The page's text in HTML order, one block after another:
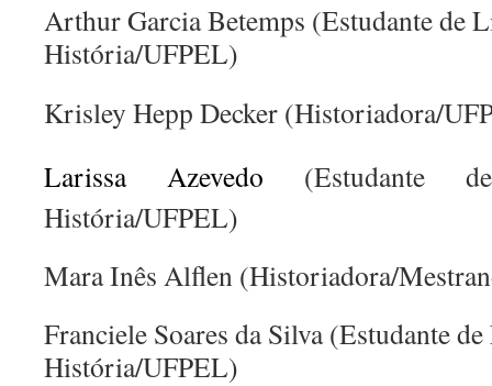
Arthur Garcia Betemps (Estudante de
História/UFPEL)
Krisley Hepp Decker (Historiadora/
Larissa Azevedo (Estudante
História/UFPEL)
Mara Inês Alflen (Historiadora/
Franciele Soares da Silva(Estudante
História/UFPEL)